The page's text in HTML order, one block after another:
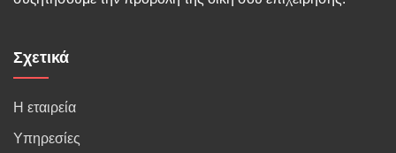
Σχετικά
Η εταιρεία
Υπηρεσίες